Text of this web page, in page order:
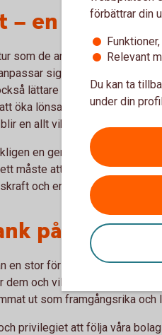
en
som de anställda skriver
sig efter
lättare att locka rätt
öka lönsamheten. Lizette
en allt viktigare del av
en generationsfråga. Än
måste att ha hållbarheten
och erbjuda en gångbar
på resan
en stor förståelse för dagens
dem och vilka behov som finns
ut som framgångsrika och
privilegiet att följa våra
förbättrar din
Relevant
Du kan ta
under din